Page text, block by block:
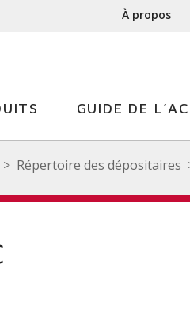
À propos
GUIDE DE
Répertoire des dépositaires